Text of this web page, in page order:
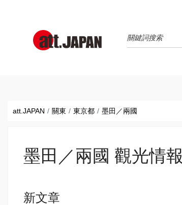
att.JAPAN 關東 東京都 墨田／兩國
墨田／兩國 觀光情報
新文章